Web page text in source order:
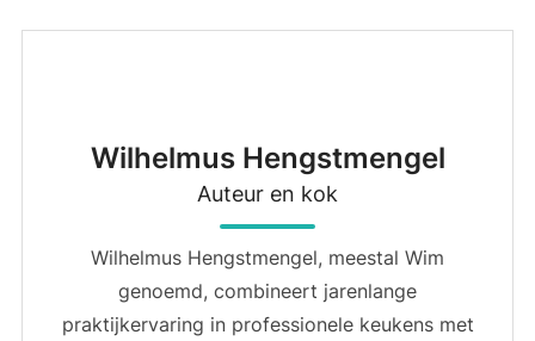
Wilhelmus Hengstmengel
Auteur en kok
Wilhelmus Hengstmengel, meestal Wim
genoemd, combineert jarenlange
praktijkervaring in professionele keukens met